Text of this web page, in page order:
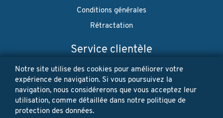
Conditions générales
Rétractation
Service clientèle
Envoi
Newsletter
Notre site utilise des cookies pour améliorer votre
expérience de navigation. Si vous poursuivez la
navigation, nous considérerons que vous acceptez leur
utilisation, comme détaillée dans notre politique de
protection des données.